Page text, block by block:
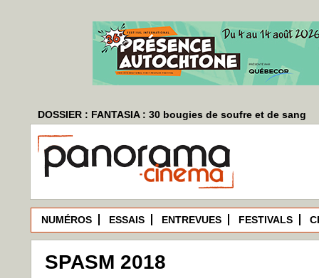
DOSSIER : FANTASIA : 30 bougies de soufre et de sang
NUMÉROS ESSAIS ENTREVUES FESTIVALS
SPASM 2018